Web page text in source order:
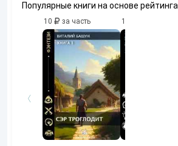
Популярные книги на основе рейтинга.
10 за часть 10